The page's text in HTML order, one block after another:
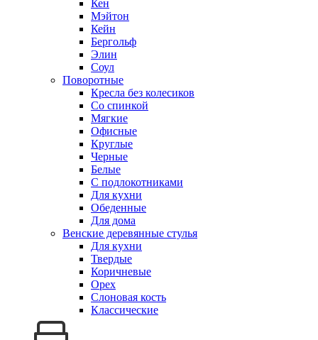
Кен
Мэйтон
Кейн
Бергольф
Элин
Соул
Поворотные
Кресла без колесиков
Со спинкой
Мягкие
Офисные
Круглые
Черные
Белые
С подлокотниками
Для кухни
Обеденные
Для дома
Венские деревянные стулья
Для кухни
Твердые
Коричневые
Орех
Слоновая кость
Классические